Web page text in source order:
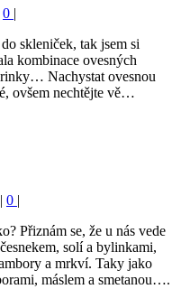
0
skleniček, tak jsem si
kombinace ovesných
Nachystat ovesnou
ovšem nechtějte vě…
| 0 |
Přiznám se, že u nás vede
solí a bylinkami,
a mrkví. Taky jako
máslem a smetanou….